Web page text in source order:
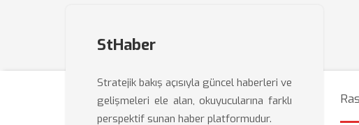
StHaber
Stratejik bakış açısıyla güncel haberleri ve
gelişmeleri ele alan, okuyucularına farklı
perspektif sunan haber platformudur.